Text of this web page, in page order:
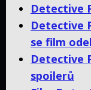
Detective
Detective
se film
Detective
spoilerů